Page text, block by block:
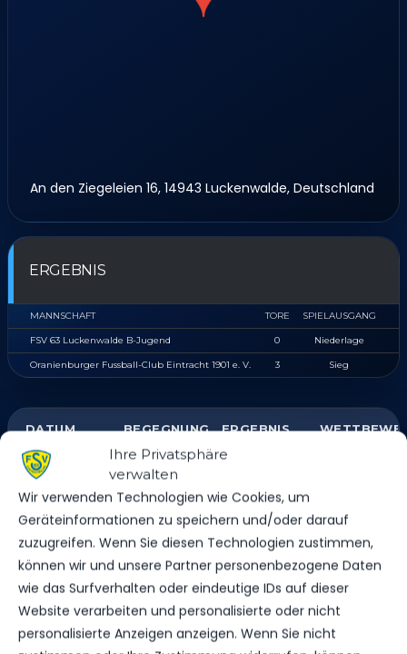
Ihre Privatsphäre
verwalten
Wir verwenden Technologien wie Cookies, um
Geräteinformationen zu speichern und/oder darauf
zuzugreifen. Wenn Sie diesen Technologien zustimmen,
können wir und unsere Partner personenbezogene Daten
wie das Surfverhalten oder eindeutige IDs auf dieser
Website verarbeiten und personalisierte oder nicht
personalisierte Anzeigen anzeigen. Wenn Sie nicht
An den Ziegeleien 16, 14943 Luckenwalde, Deutschland
ERGEBNIS
MANNSCHAFT TORE SPIELAUSGANG
FSV 63 Luckenwalde B-Jugend 0 Niederlage
Oranienburger Fussball-Club Eintracht 1901 e. V. 3 Sieg
DATUM BEGEGNUNG ERGEBNIS
SA.., 31.
MAI 2025
11:00
Uhr
Luckenwalde
B-Jugend
vs.
Oranienburger
Fussball-Club
Eintracht 1901
e. V.
1:1
Landesliga
B-Jugend
Oranienburger